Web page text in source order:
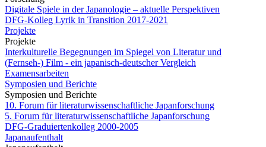
Digitale Spiele in der Japanologie – aktuelle Perspektiven
DFG-Kolleg Lyrik in Transition 2017-2021
Projekte
Projekte
Interkulturelle Begegnungen im Spiegel von Literatur und
(Fernseh-) Film - ein japanisch-deutscher Vergleich
Examensarbeiten
Symposien und Berichte
Symposien und Berichte
10. Forum für literaturwissenschaftliche Japanforschung
5. Forum für literaturwissenschaftliche Japanforschung
DFG-Graduiertenkolleg 2000-2005
Japanaufenthalt